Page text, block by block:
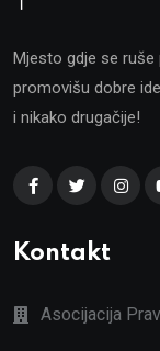
Mjesto gdje se ruše
promovišu dobre
i nikako drugačije!
Kontakt
Asocijacija